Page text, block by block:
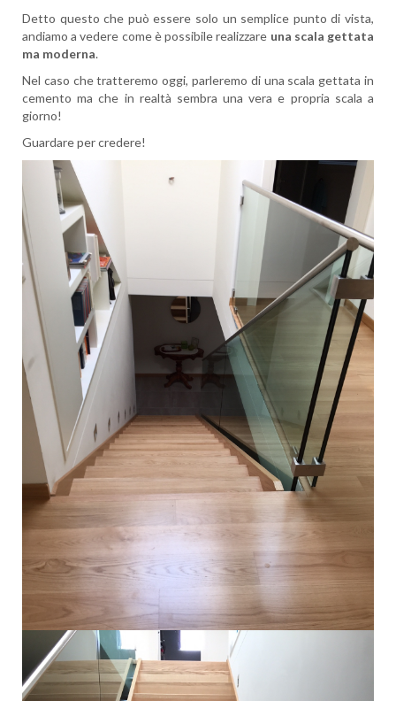
Detto questo che può essere solo un semplice punto di vista,
andiamo a vedere come è possibile realizzare una scala gettata
ma moderna.
Nel caso che tratteremo oggi, parleremo di una scala gettata in
cemento ma che in realtà sembra una vera e propria scala a
giorno!
Guardare per credere!